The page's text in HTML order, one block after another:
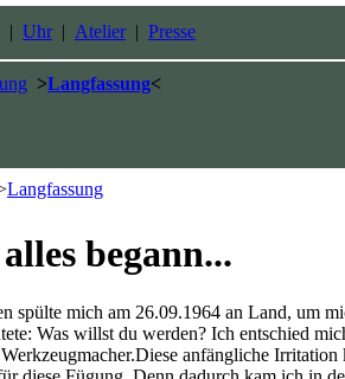
| Uhr| Atelier| Presse
>Langfassung<
Langfassung
begann...
spülte mich am 26.09.1964 an Land, um
Was willst du werden? Ich entschied
anfängliche